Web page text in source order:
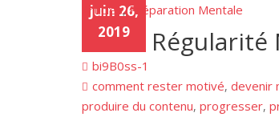
juin 26,
2019
Articles,Préparation Mentale
De La
bi9B0ss-1
comment rester motivé, devenir
produire du contenu, progresser,